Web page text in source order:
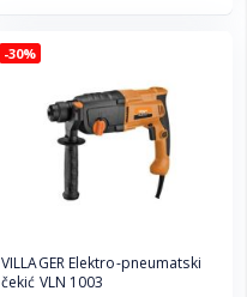
-30%
VILLAGER Elektro-pneumatski
čekić VLN 1003